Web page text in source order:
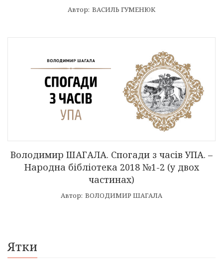
Автор: ВАСИЛЬ ГУМЕНЮК
Володимир ШАГАЛА. Спогади з часів УПА. –
Народна бібліотека 2018 №1-2 (у двох
частинах)
Автор: ВОЛОДИМИР ШАГАЛА
Ятки